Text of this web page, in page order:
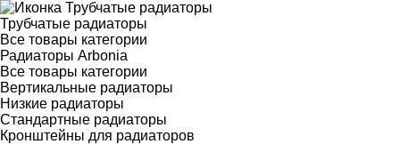
Трубчатые радиаторы
Все товары категории
Радиаторы Arbonia
Все товары категории
Вертикальные радиаторы
Низкие радиаторы
Стандартные радиаторы
Кронштейны для радиаторов